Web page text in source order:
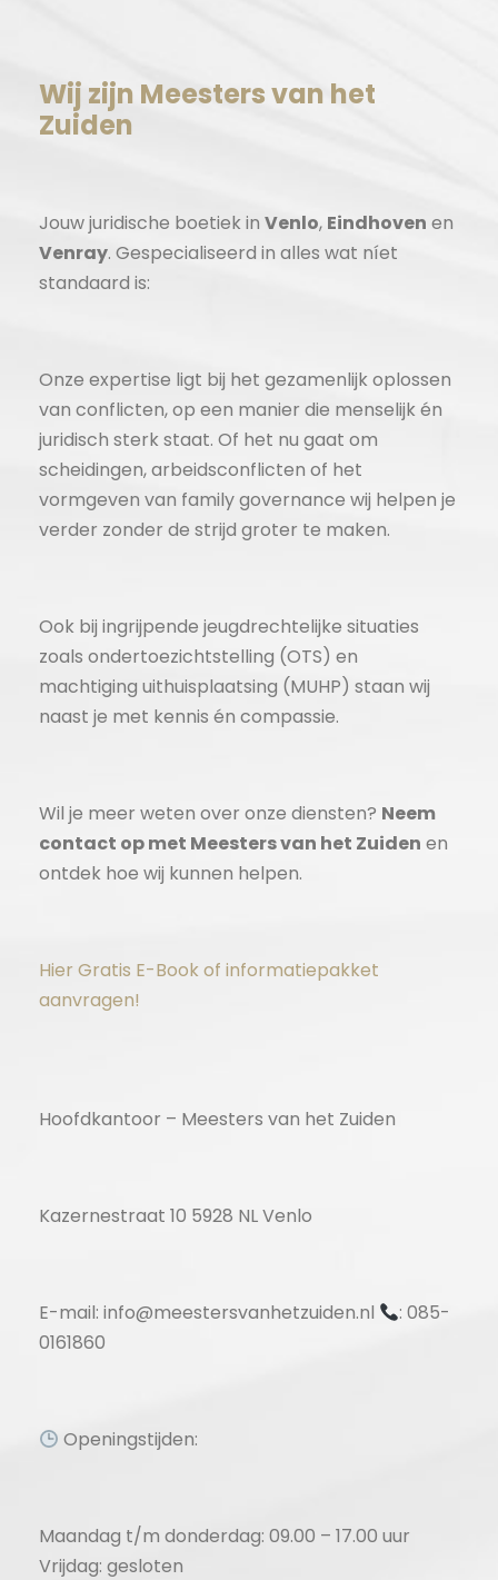
Wij zijn Meesters van het
Zuiden
Jouw juridische boetiek in Venlo, Eindhoven en
Venray. Gespecialiseerd in alles wat níet
standaard is:
Onze expertise ligt bij het gezamenlijk oplossen
van conflicten, op een manier die menselijk én
juridisch sterk staat. Of het nu gaat om
scheidingen, arbeidsconflicten of het
vormgeven van family governance wij helpen je
verder zonder de strijd groter te maken.
Ook bij ingrijpende jeugdrechtelijke situaties
zoals ondertoezichtstelling (OTS) en
machtiging uithuisplaatsing (MUHP) staan wij
naast je met kennis én compassie.
Wil je meer weten over onze diensten? Neem
contact op met Meesters van het Zuiden en
ontdek hoe wij kunnen helpen.
Hier Gratis E-Book of informatiepakket
aanvragen!
Hoofdkantoor – Meesters van het Zuiden
Kazernestraat 10 5928 NL Venlo
E-mail: info@meestersvanhetzuiden.nl
: 085-
0161860
Openingstijden:
Maandag t/m donderdag: 09.00 – 17.00 uur
Vrijdag: gesloten